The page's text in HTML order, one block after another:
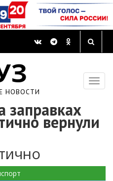
НОВОСТИ
заправках
вернули